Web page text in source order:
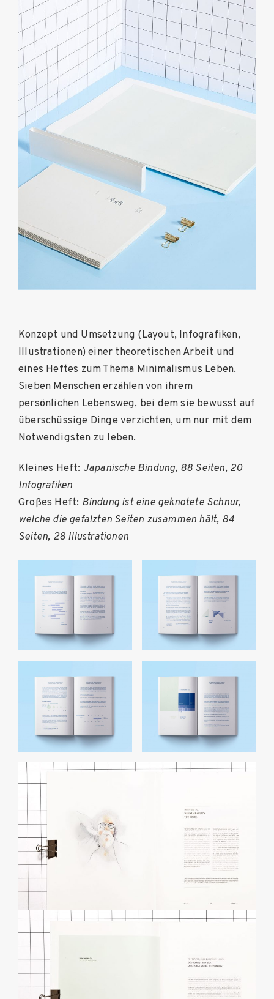
Konzept und Umsetzung (Layout, Infografiken,
Illustrationen) einer theoretischen Arbeit und
eines Heftes zum Thema Minimalismus Leben.
Sieben Menschen erzählen von ihrem
persönlichen Lebensweg, bei dem sie bewusst auf
überschüssige Dinge verzichten, um nur mit dem
Notwendigsten zu leben.
Kleines Heft: Japanische Bindung, 88 Seiten, 20
Infografiken
Großes Heft: Bindung ist eine geknotete Schnur,
welche die gefalzten Seiten zusammen hält, 84
Seiten, 28 Illustrationen